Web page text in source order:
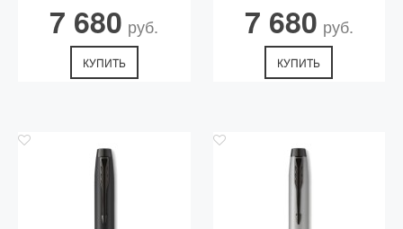
7 680 руб.
КУПИТЬ
7 680 руб.
КУПИТЬ